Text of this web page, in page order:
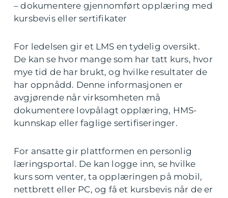
– dokumentere gjennomført opplæring med
kursbevis eller sertifikater
For ledelsen gir et LMS en tydelig oversikt.
De kan se hvor mange som har tatt kurs, hvor
mye tid de har brukt, og hvilke resultater de
har oppnådd. Denne informasjonen er
avgjørende når virksomheten må
dokumentere lovpålagt opplæring, HMS-
kunnskap eller faglige sertifiseringer.
For ansatte gir plattformen en personlig
læringsportal. De kan logge inn, se hvilke
kurs som venter, ta opplæringen på mobil,
nettbrett eller PC, og få et kursbevis når de er